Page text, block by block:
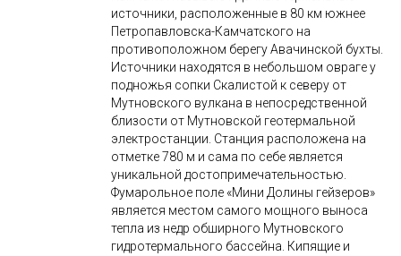
источники, расположенные в 80 км южнее
Петропавловска-Камчатского на
противоположном берегу Авачинской бухты.
Источники находятся в небольшом овраге у
подножья сопки Скалистой к северу от
Мутновского вулкана в непосредственной
близости от Мутновской геотермальной
электростанции. Станция расположена на
отметке 780 м и сама по себе является
уникальной достопримечательностью.
Фумарольное поле «Мини Долины гейзеров»
является местом самого мощного выноса
тепла из недр обширного Мутновского
гидротермального бассейна. Кипящие и